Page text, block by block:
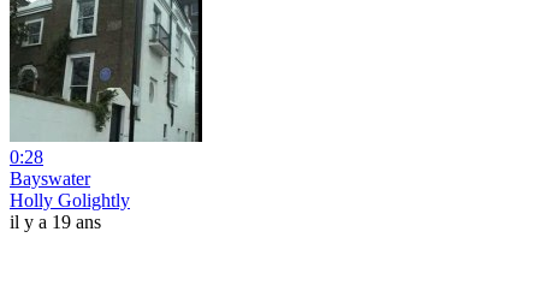
0:28
Bayswater
Holly Golightly
il y a 19 ans